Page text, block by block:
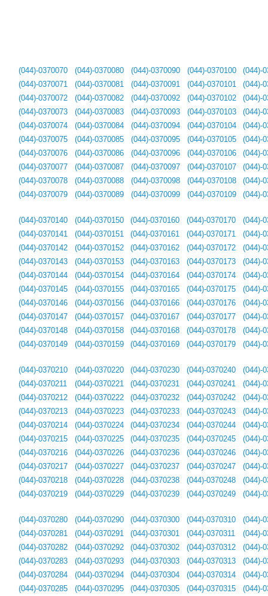
(044)-0370070
(044)-0370071
(044)-0370072
(044)-0370073
(044)-0370074
(044)-0370075
(044)-0370076
(044)-0370077
(044)-0370078
(044)-0370079
(044)-0370080
(044)-0370081
(044)-0370082
(044)-0370083
(044)-0370084
(044)-0370085
(044)-0370086
(044)-0370087
(044)-0370088
(044)-0370089
(044)-0370090
(044)-0370091
(044)-0370092
(044)-0370093
(044)-0370094
(044)-0370095
(044)-0370096
(044)-0370097
(044)-0370098
(044)-0370099
(044)-0370100
(044)-0370101
(044)-0370102
(044)-0370103
(044)-0370104
(044)-0370105
(044)-0370106
(044)-0370107
(044)-0370108
(044)-0370109
(044)-
(044)-
(044)-
(044)-
(044)-
(044)-
(044)-
(044)-
(044)-
(044)-
(044)-0370140
(044)-0370141
(044)-0370142
(044)-0370143
(044)-0370144
(044)-0370145
(044)-0370146
(044)-0370147
(044)-0370148
(044)-0370149
(044)-0370150
(044)-0370151
(044)-0370152
(044)-0370153
(044)-0370154
(044)-0370155
(044)-0370156
(044)-0370157
(044)-0370158
(044)-0370159
(044)-0370160
(044)-0370161
(044)-0370162
(044)-0370163
(044)-0370164
(044)-0370165
(044)-0370166
(044)-0370167
(044)-0370168
(044)-0370169
(044)-0370170
(044)-0370171
(044)-0370172
(044)-0370173
(044)-0370174
(044)-0370175
(044)-0370176
(044)-0370177
(044)-0370178
(044)-0370179
(044)-
(044)-
(044)-
(044)-
(044)-
(044)-
(044)-
(044)-
(044)-
(044)-
(044)-0370210
(044)-0370211
(044)-0370212
(044)-0370213
(044)-0370214
(044)-0370215
(044)-0370216
(044)-0370217
(044)-0370218
(044)-0370219
(044)-0370220
(044)-0370221
(044)-0370222
(044)-0370223
(044)-0370224
(044)-0370225
(044)-0370226
(044)-0370227
(044)-0370228
(044)-0370229
(044)-0370230
(044)-0370231
(044)-0370232
(044)-0370233
(044)-0370234
(044)-0370235
(044)-0370236
(044)-0370237
(044)-0370238
(044)-0370239
(044)-0370240
(044)-0370241
(044)-0370242
(044)-0370243
(044)-0370244
(044)-0370245
(044)-0370246
(044)-0370247
(044)-0370248
(044)-0370249
(044)-
(044)-
(044)-
(044)-
(044)-
(044)-
(044)-
(044)-
(044)-
(044)-
(044)-0370280
(044)-0370281
(044)-0370282
(044)-0370283
(044)-0370284
(044)-0370285
(044)-0370290
(044)-0370291
(044)-0370292
(044)-0370293
(044)-0370294
(044)-0370295
(044)-0370300
(044)-0370301
(044)-0370302
(044)-0370303
(044)-0370304
(044)-0370305
(044)-0370310
(044)-0370311
(044)-0370312
(044)-0370313
(044)-0370314
(044)-0370315
(044)-
(044)-
(044)-
(044)-
(044)-
(044)-